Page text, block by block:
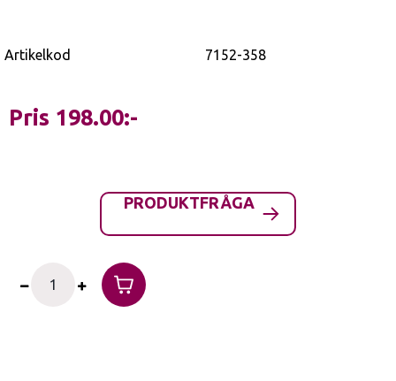
Artikelkod 7152-358
Pris 198.00
PRODUKTFRÅGA